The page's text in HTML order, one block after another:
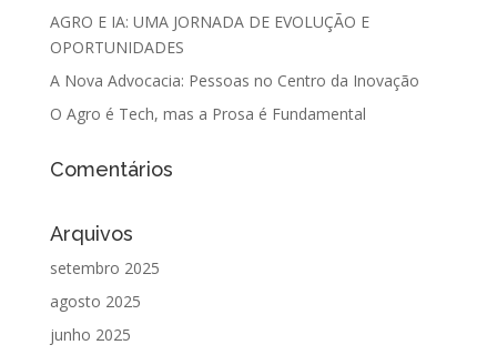
AGRO E IA: UMA JORNADA DE EVOLUÇÃO E
OPORTUNIDADES
A Nova Advocacia: Pessoas no Centro da Inovação
O Agro é Tech, mas a Prosa é Fundamental
Comentários
Arquivos
setembro 2025
agosto 2025
junho 2025